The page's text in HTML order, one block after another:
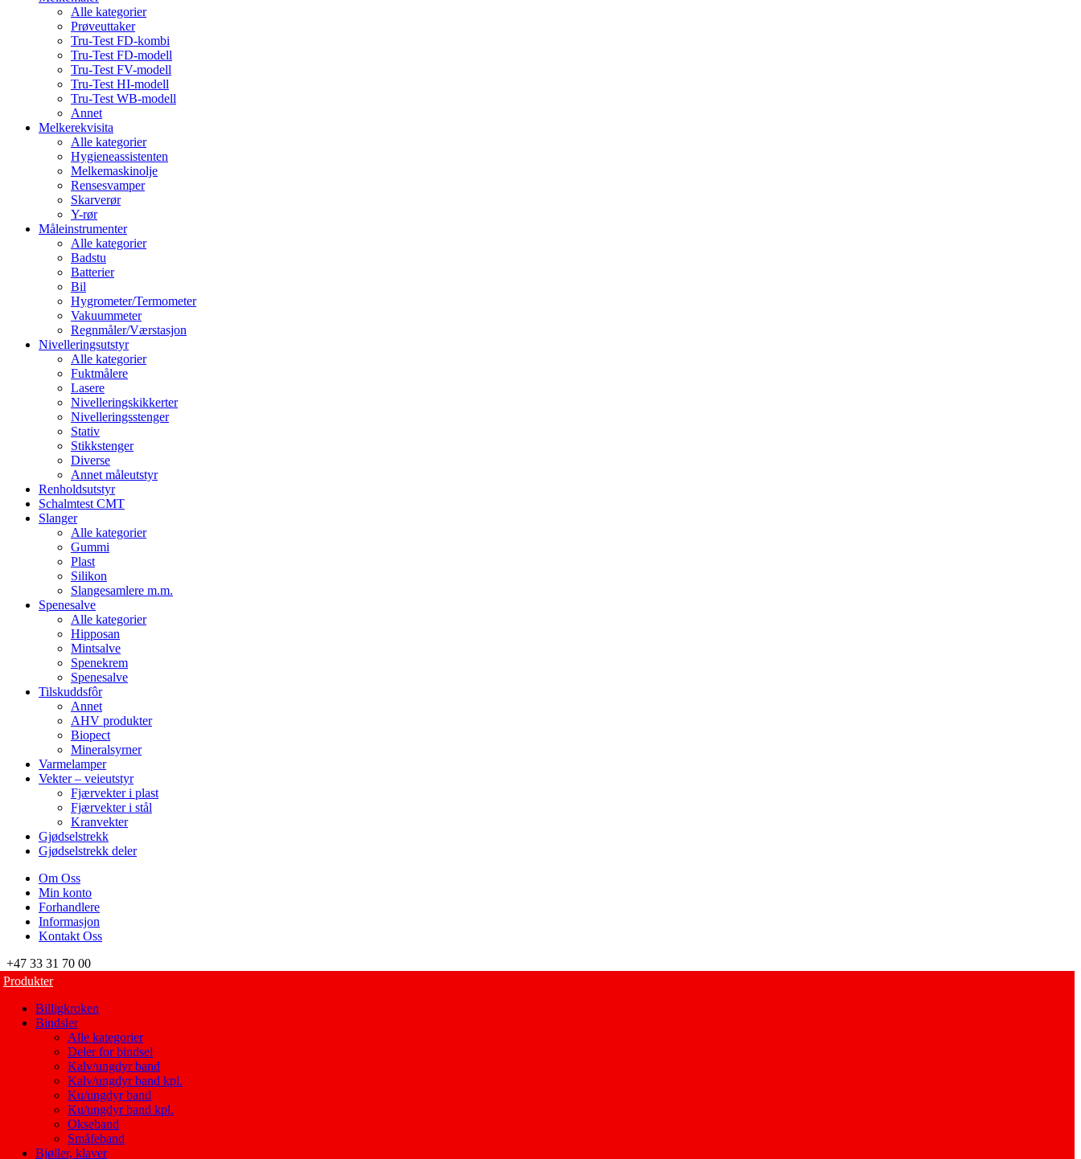
Alle kategorier
Prøveuttaker
Tru-Test FD-kombi
Tru-Test FD-modell
Tru-Test FV-modell
Tru-Test HI-modell
Tru-Test WB-modell
Annet
Melkerekvisita
Alle kategorier
Hygieneassistenten
Melkemaskinolje
Rensesvamper
Skarverør
Y-rør
Måleinstrumenter
Alle kategorier
Badstu
Batterier
Bil
Hygrometer/Termometer
Vakuummeter
Regnmåler/Værstasjon
Nivelleringsutstyr
Alle kategorier
Fuktmålere
Lasere
Nivelleringskikkerter
Nivelleringsstenger
Stativ
Stikkstenger
Diverse
Annet måleutstyr
Renholdsutstyr
Schalmtest CMT
Slanger
Alle kategorier
Gummi
Plast
Silikon
Slangesamlere m.m.
Spenesalve
Alle kategorier
Hipposan
Mintsalve
Spenekrem
Spenesalve
Tilskuddsfôr
Annet
AHV produkter
Biopect
Mineralsyrner
Varmelamper
Vekter – veieutstyr
Fjærvekter i plast
Fjærvekter i stål
Kranvekter
Gjødselstrekk
Gjødselstrekk deler
Om Oss
Min konto
Forhandlere
Informasjon
Kontakt Oss
+47 33 31 70 00
Produkter
Billigkroken
Bindsler
Alle kategorier
Deler for bindsel
Kalv/ungdyr band
Kalv/ungdyr band kpl.
Ku/ungdyr band
Ku/ungdyr band kpl.
Okseband
Småfeband
Bjøller, klaver